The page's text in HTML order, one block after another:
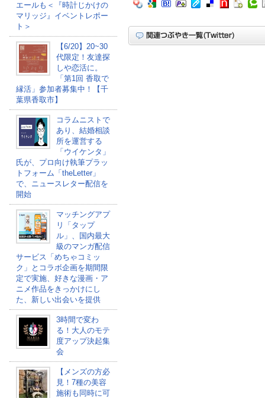
エールも＜『時計じかけの
マリッジ』イベントレポー
ト＞
【6/20】20~30
代限定！友達探
しや恋活に。
「第1回 香取で
縁活」参加者募集中！【千
葉県香取市】
コラムニストで
あり、結婚相談
所を運営する
「ウイケンタ」
氏が、プロ向け執筆プラッ
トフォーム「theLetter」
で、ニュースレター配信を
開始
マッチングアプ
リ「タップ
ル」、国内最大
級のマンガ配信
サービス「めちゃコミッ
ク」とコラボ企画を期間限
定で実施、好きな漫画・ア
ニメ作品をきっかけにし
た、新しい出会いを提供
3時間で変わ
る！大人のモテ
度アップ決起集
会
【メンズの方必
見！7種の美容
施術も同時に可